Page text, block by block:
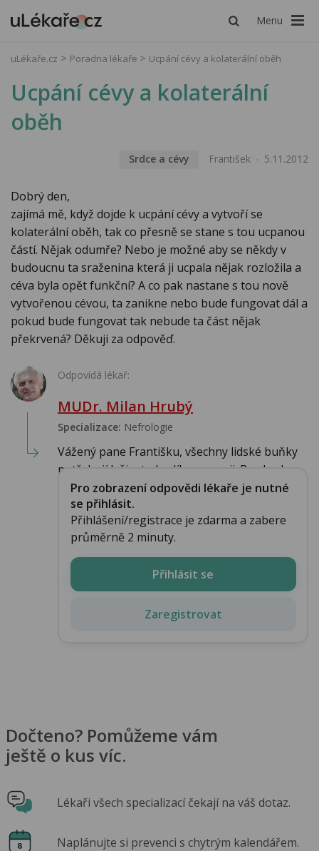
Menu
uLékaře.cz Poradna lékaře Ucpání cévy a kolaterální oběh
Ucpání cévy a kolaterální
oběh
Srdce a cévy František 5.11.2012
Dobrý den,
zajímá mě, když dojde k ucpání cévy a vytvoří se
kolaterální oběh, tak co přesně se stane s tou ucpanou
částí. Nějak odumře? Nebo je možné aby se někdy v
budoucnu ta sraženina která ji ucpala nějak rozložila a
céva byla opět funkční? A co pak nastane s tou nově
vytvořenou cévou, ta zanikne nebo bude fungovat dál a
pokud bude fungovat tak nebude ta část nějak
překrvená? Děkuji za odpověď.
Odpovídá lékař:
MUDr. Milan Hrubý
Specializace: Nefrologie
Vážený pane Františku, všechny lidské buňky
potřebují k životu kyslík a energii. Bez kysl...
Pro zobrazení odpovědi lékaře je nutné
se přihlásit.
Přihlášení/registrace je zdarma a zabere
průměrně 2 minuty.
Přihlásit se
Zaregistrovat
Dočteno? Pomůžeme vám
ještě o kus víc.
Lékaři všech specializací čekají na váš dotaz.
Naplánujte si prevenci s chytrým kalendářem.